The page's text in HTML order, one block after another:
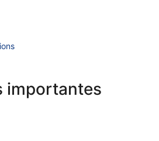
importantes